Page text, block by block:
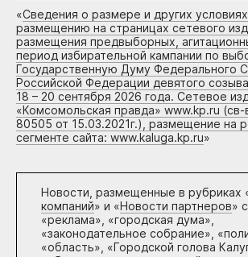
«Сведения о размере и других
размещению на страницах сетевого
размещения предвыборных,
период избирательной кампании по
Государственную Думу Федерального
Российской Федерации девятого
18 – 20 сентября 2026 года. Сетевое
«Комсомольская правда» www.kp.ru
80505 от 15.03.2021г.), размещение на
сегменте сайта: www.kaluga.kp.ru»
Новости, размещенные в рубриках
компаний» и «Новости партнеров»
«реклама», «городская дума»,
«законодательное собрание»,
«область», «Городской голова